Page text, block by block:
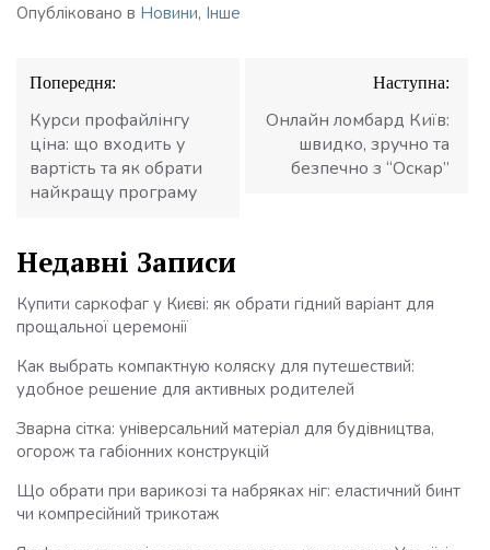
Опубліковано в Новини, Інше
Навігація
записів
Попередня:
Курси профайлінгу
ціна: що входить у
вартість та як обрати
найкращу програму
Наступна:
Онлайн ломбард Київ:
швидко, зручно та
безпечно з “Оскар”
Недавні Записи
Купити саркофаг у Києві: як обрати гідний варіант для
прощальної церемонії
Как выбрать компактную коляску для путешествий:
удобное решение для активных родителей
Зварна сітка: універсальний матеріал для будівництва,
огорож та габіонних конструкцій
Що обрати при варикозі та набряках ніг: еластичний бинт
чи компресійний трикотаж